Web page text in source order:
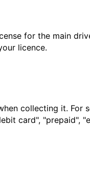
for the main
licence.
collecting it. For
card", "prepaid",